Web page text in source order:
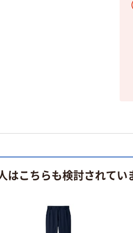
はこちらも検討されてい